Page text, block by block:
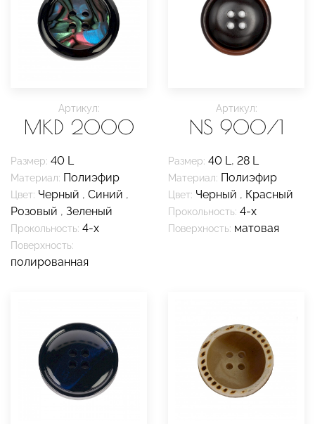
Артикул:
MKD 2000
Размер: 40 L
Материал: Полиэфир
Цвет: Черный , Синий ,
Розовый , Зеленый
Прокольность: 4-х
Поверхность:
полированная
Артикул:
NS 900/1
Размер: 40 L, 28 L
Материал: Полиэфир
Цвет: Черный , Красный
Прокольность: 4-х
Поверхность: матовая